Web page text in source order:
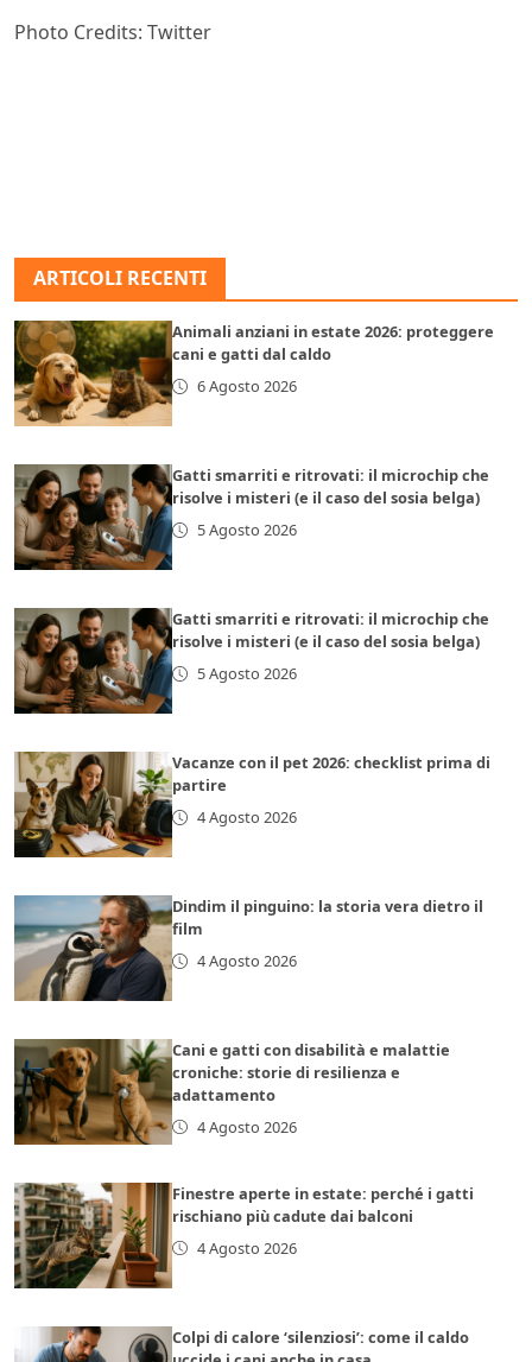
Photo Credits: Twitter
ARTICOLI RECENTI
Animali anziani in estate 2026: proteggere
cani e gatti dal caldo
6 Agosto 2026
Gatti smarriti e ritrovati: il microchip che
risolve i misteri (e il caso del sosia belga)
5 Agosto 2026
Gatti smarriti e ritrovati: il microchip che
risolve i misteri (e il caso del sosia belga)
5 Agosto 2026
Vacanze con il pet 2026: checklist prima di
partire
4 Agosto 2026
Dindim il pinguino: la storia vera dietro il
film
4 Agosto 2026
Cani e gatti con disabilità e malattie
croniche: storie di resilienza e
adattamento
4 Agosto 2026
Finestre aperte in estate: perché i gatti
rischiano più cadute dai balconi
4 Agosto 2026
Colpi di calore ‘silenziosi’: come il caldo